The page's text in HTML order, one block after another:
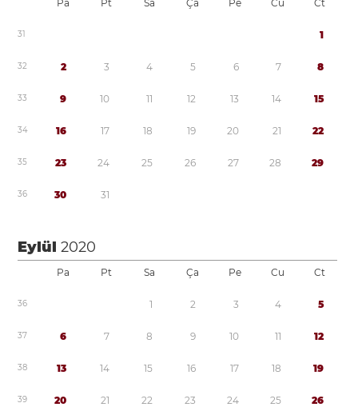
Pa Pt Sa Ça Pe Cu Ct
31 1
32 2 3 4 5 6 7 8
33 9 10 11 12 13 14 15
34 16 17 18 19 20 21 22
35 23 24 25 26 27 28 29
36 30 31
Eylül2020
Pa Pt Sa Ça Pe Cu Ct
36 1 2 3 4 5
37 6 7 8 9 10 11 12
38 13 14 15 16 17 18 19
39 20 21 22 23 24 25 26